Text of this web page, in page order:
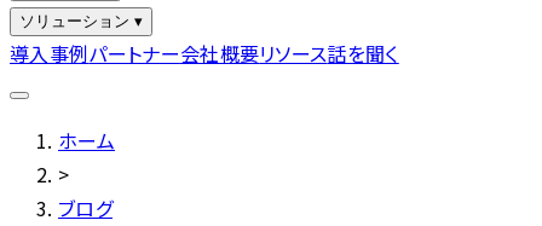
ソリューション ▾
導入事例パートナー会社概要リソース話を聞く
ホーム
>
ブログ